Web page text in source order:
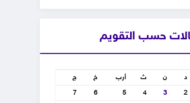
حسب التقويم
د ن ث أرب خ
ج
2
3
4
5
6
7